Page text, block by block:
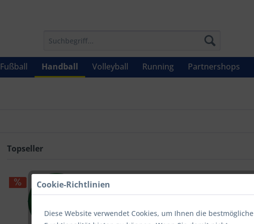
Fußball Handball Volleyball Running Partnershops
Topseller
Cookie-Richtlinien
Diese Website verwendet Cookies, um Ihnen die bestmögliche